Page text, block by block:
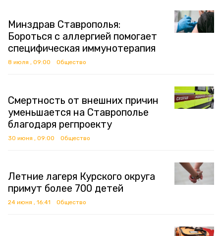
Минздрав Ставрополья:
Бороться с аллергией помогает
специфическая иммунотерапия
8 июля , 09:00 Общество
Смертность от внешних причин
уменьшается на Ставрополье
благодаря регпроекту
30 июня , 09:00 Общество
Летние лагеря Курского округа
примут более 700 детей
24 июня , 16:41 Общество